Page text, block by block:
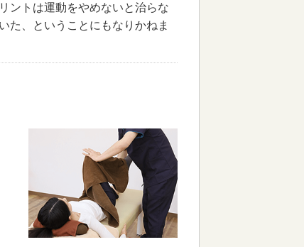
ントは運動をやめないと治らな
た、ということにもなりかねま